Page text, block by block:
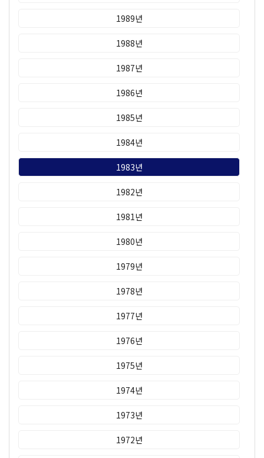
1989년
1988년
1987년
1986년
1985년
1984년
1983년
1982년
1981년
1980년
1979년
1978년
1977년
1976년
1975년
1974년
1973년
1972년